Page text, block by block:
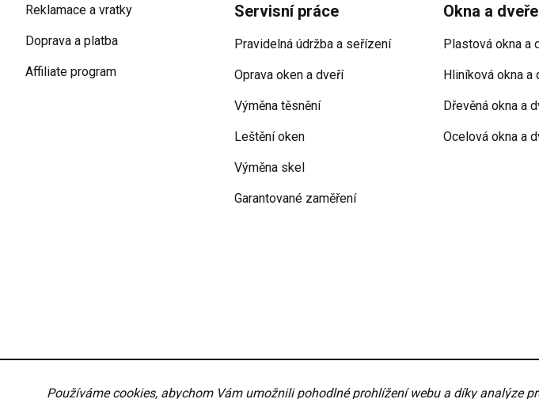
Používáme cookies, abychom Vám umožnili pohodlné prohlížení webu a díky analýze
Reklamace a vratky
Doprava a platba
Affiliate program
Servisní práce
Pravidelná údržba a seřízení
Oprava oken a dveří
Výměna těsnění
Leštění oken
Výměna skel
Garantované zaměření
Okna a dveře
Plastová okna a
Hliníková okna a
Dřevěná okna a
Ocelová okna a